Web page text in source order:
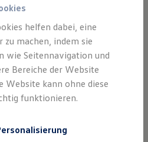
Leasing
Anzahlung
Schlussrate
Garantien
Class bei Volkswagen
Online
helfen dabei, eine
zu machen, indem sie
wie Seitennavigation und
Bereiche der Website
Website kann ohne diese
funktionieren.